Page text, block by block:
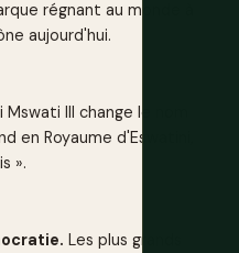
régnant au monde à
aujourd'hui.
Mswati III change le nom
en Royaume d'Eswatini,
».
Les plus grands